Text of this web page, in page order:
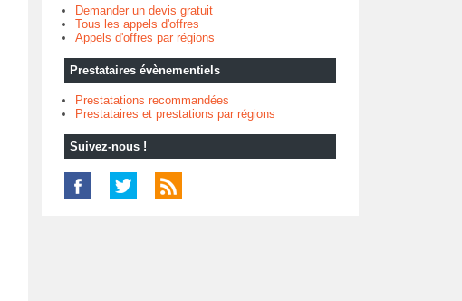
Demander un devis gratuit
Tous les appels d'offres
Appels d'offres par régions
Prestataires évènementiels
Prestatations recommandées
Prestataires et prestations par régions
Suivez-nous !